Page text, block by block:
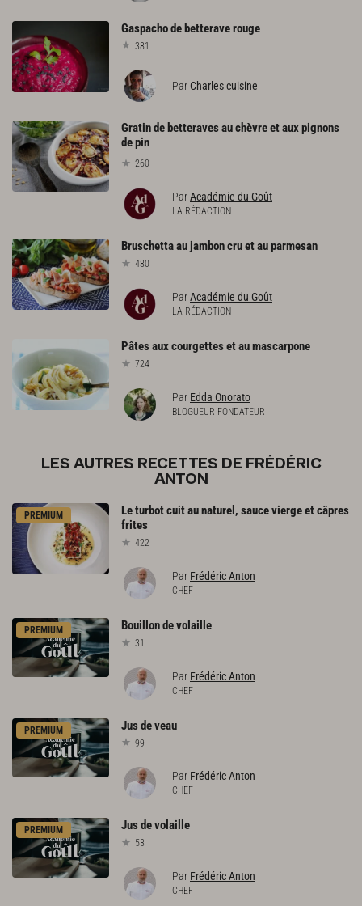
Gaspachode betteraverouge
381
Par Charles cuisine
Gratin de betteraves au chèvre et aux pignons
de pin
260
ParAcadémie du Goût
LA RÉDACTION
Bruschettaaujamboncruetauparmesan
480
ParAcadémie du Goût
LA RÉDACTION
Pâtesauxcourgettesetaumascarpone
724
Par Edda Onorato
BLOGUEUR FONDATEUR
LES AUTRES RECETTES DE FRÉDÉRIC
ANTON
PREMIUM Leturbotcuitaunaturel, sauceviergeetcâpres
frites
422
Par Frédéric Anton
CHEF
PREMIUM Bouillondevolaille
31
Par Frédéric Anton
CHEF
PREMIUM Jusdeveau
99
Par Frédéric Anton
CHEF
PREMIUM Jusdevolaille
53
Par Frédéric Anton
CHEF